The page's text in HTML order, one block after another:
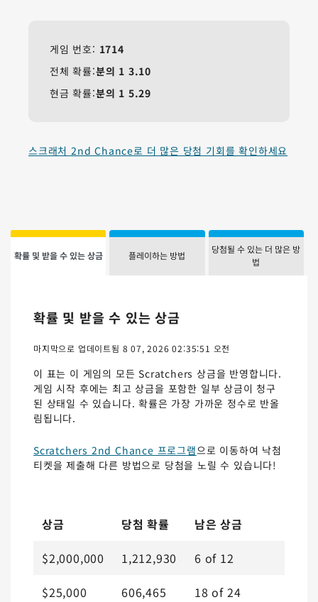
게임 번호: 1714
전체 확률:분의 1 3.10
현금 확률:분의 1 5.29
스크래처 2nd Chance로 더 많은 당첨 기회를 확인하세요
확률 및 받을 수 있는 상금 플레이하는 방법
당첨될 수 있는 더 많은 방
법
확률 및 받을 수 있는 상금
마지막으로 업데이트됨 8 07, 2026 02:35:51 오전
이 표는 이 게임의 모든 Scratchers 상금을 반영합니다.
게임 시작 후에는 최고 상금을 포함한 일부 상금이 청구
된 상태일 수 있습니다. 확률은 가장 가까운 정수로 반올
림됩니다.
Scratchers 2nd Chance 프로그램으로 이동하여 낙첨
티켓을 제출해 다른 방법으로 당첨을 노릴 수 있습니다!
상금 당첨 확률
남은 상금
$2,000,000
1,212,930 6 of 12
$25,000
606,465 18of 24